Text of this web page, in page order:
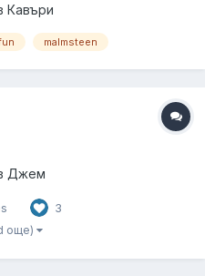
Кавъри
malmsteen
Джем
3
още)